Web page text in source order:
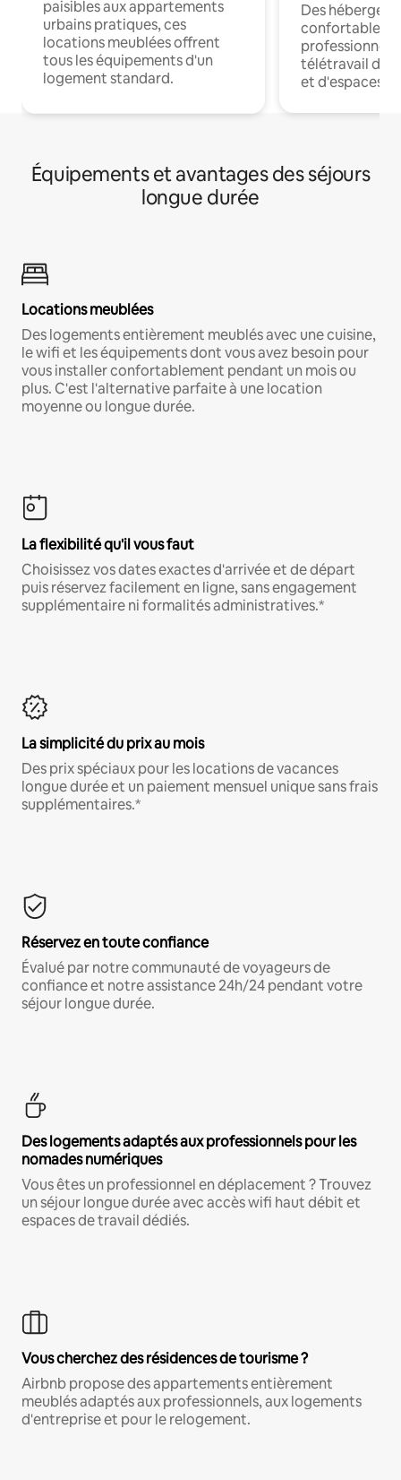
paisibles aux appartements
urbains pratiques, ces
locations meublées offrent
tous les équipements d'un
logement standard.
Des
confortables
professionnels
télétravail
et d'espaces
Équipements et avantages des séjours
longue durée
Locations meublées
Des logements entièrement meublés avec une cuisine,
le wifi et les équipements dont vous avez besoin pour
vous installer confortablement pendant un mois ou
plus. C'est l'alternative parfaite à une location
moyenne ou longue durée.
La flexibilité qu'il vous faut
Choisissez vos dates exactes d'arrivée et de départ
puis réservez facilement en ligne, sans engagement
supplémentaire ni formalités administratives.*
La simplicité du prix au mois
Des prix spéciaux pour les locations de vacances
longue durée et un paiement mensuel unique sans frais
supplémentaires.*
Réservez en toute confiance
Évalué par notre communauté de voyageurs de
confiance et notre assistance 24h/24 pendant votre
séjour longue durée.
Des logements adaptés aux professionnels pour les
nomades numériques
Vous êtes un professionnel en déplacement ? Trouvez
un séjour longue durée avec accès wifi haut débit et
espaces de travail dédiés.
Vous cherchez des résidences de tourisme ?
Airbnb propose des appartements entièrement
meublés adaptés aux professionnels, aux logements
d'entreprise et pour le relogement.